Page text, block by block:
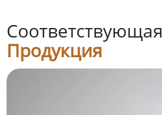
Соответствующая
Продукция